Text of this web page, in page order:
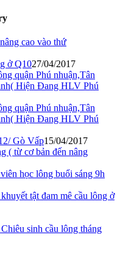
cao vào thứ
ở Q1027/04/2017
quận Phú nhuận,Tân
Hiện Đang HLV Phú
quận Phú nhuận,Tân
Hiện Đang HLV Phú
Gò Vấp15/04/2017
( từ cơ bản đến nâng
học lông buổi sáng 9h
tật đam mê cầu lông ở
sinh cầu lông tháng